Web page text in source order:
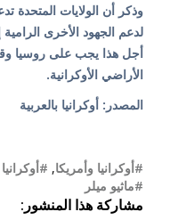
وذكر أن الولايات المتحدة
لدعم الجهود الأخرى
أجل هذا يجب على روسيا
الأراضي الأوكرانية.
المصدر: أوكرانيا بالعربية
#أوكرانيا وأمريكا,
#ماثيو ميلر
مشاركة هذا المنشور: